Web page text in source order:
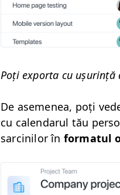
Poți expor­ta cu ușur­ință
De aseme­nea, poți
cu cal­en­darul tău
sarcinilor în for­mat­ul